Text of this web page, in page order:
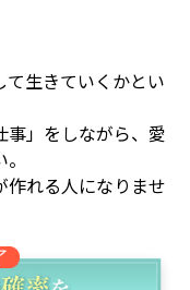
て生きていくかとい
」をしながら、愛
れる人になりませ